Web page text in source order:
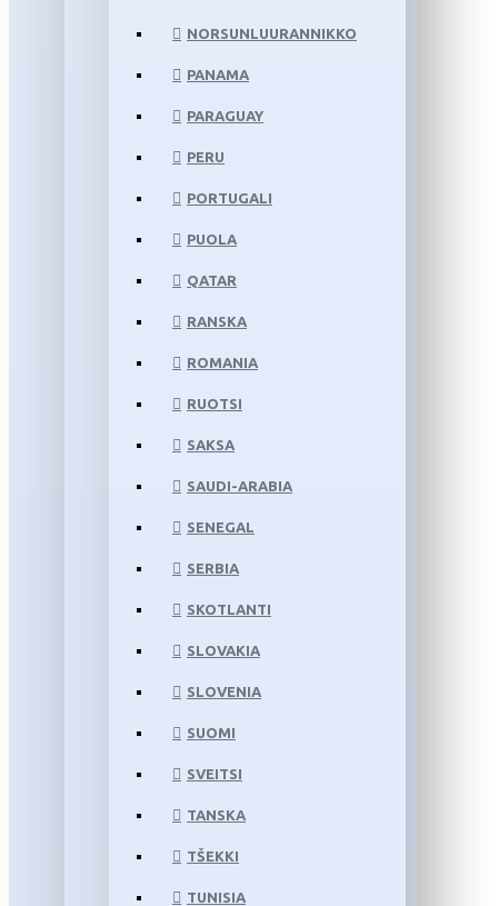
NORSUNLUURANNIKKO
PANAMA
PARAGUAY
PERU
PORTUGALI
PUOLA
QATAR
RANSKA
ROMANIA
RUOTSI
SAKSA
SAUDI-ARABIA
SENEGAL
SERBIA
SKOTLANTI
SLOVAKIA
SLOVENIA
SUOMI
SVEITSI
TANSKA
TŠEKKI
TUNISIA